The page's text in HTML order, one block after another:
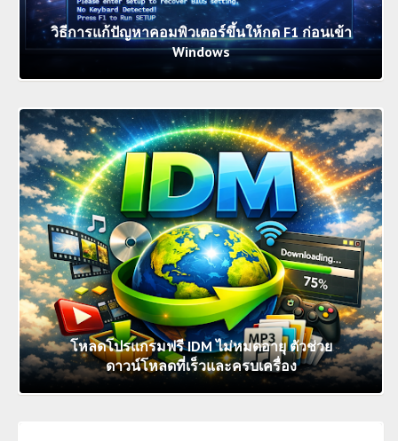
วิธีการแก้ปัญหาคอมพิวเตอร์ขึ้นให้กด F1 ก่อนเข้า
Windows
โหลดโปรแกรมฟรี IDM ไม่หมดอายุ ตัวช่วย
ดาวน์โหลดที่เร็วและครบเครื่อง